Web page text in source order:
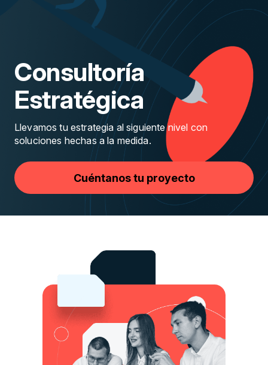
Consultoría
Estratégica
Llevamos tu estrategia al siguiente nivel con
soluciones hechas a la medida.
Cuéntanos tu proyecto